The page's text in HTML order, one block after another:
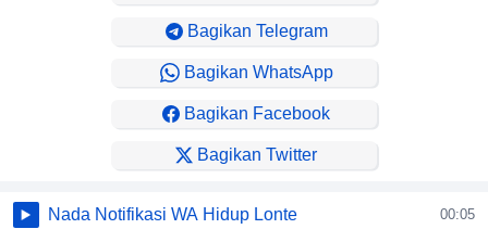
Bagikan Telegram
Bagikan WhatsApp
Bagikan Facebook
Bagikan Twitter
Nada Notifikasi WA Hidup Lonte 00:05